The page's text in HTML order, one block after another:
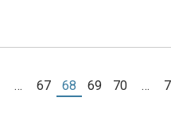
… 67 68 69 70 …